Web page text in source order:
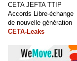
CETA JEFTA TTIP
Accords Libre-échange
de nouvelle génération
CETA-Leaks